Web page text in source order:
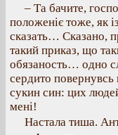
– Та бачите,
положеніє тоже, як
сказать… Сказано,
такий приказ, що
обязаность… одно
сердито
сукин син: цих
мені!
Настала тиша.